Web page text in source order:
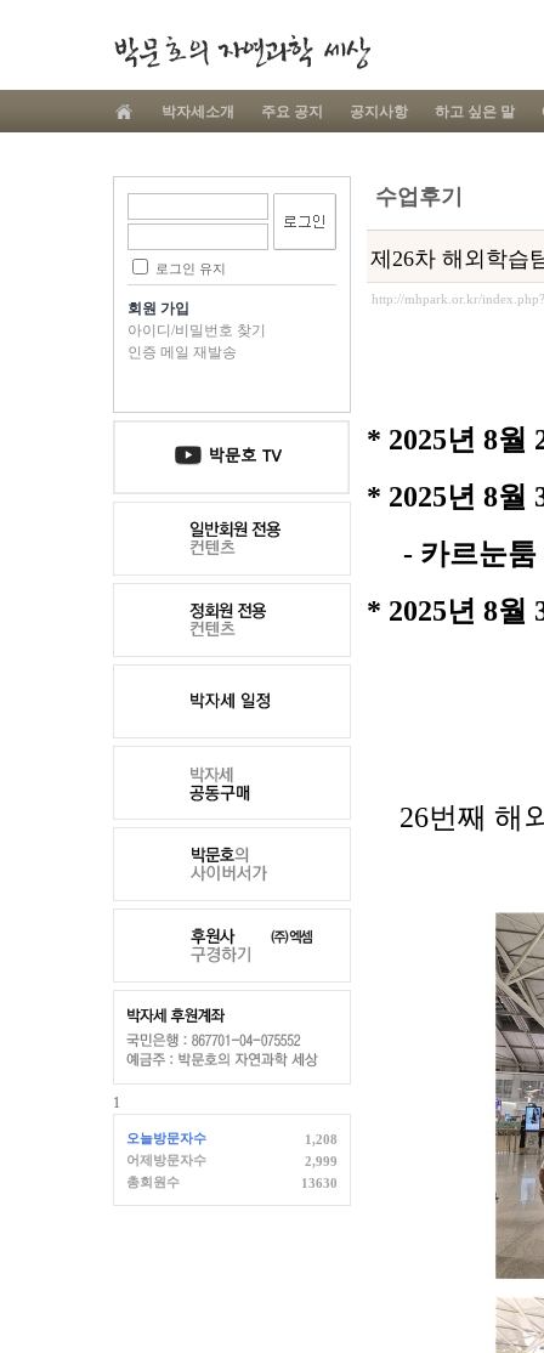
박자세소개 주요 공지 공지사항 하고 싶은 말
로그인 유지
회원 가입
아이디/비밀번호 찾기
인증 메일 재발송
1
오늘방문자수
1,208
어제방문자수
2,999
총회원수
13630
수업후기
제26차 해외학습
http://mhpark.or.kr/
* 2025년 8월
* 2025년 8월
- 카르눈툼
* 2025년 8월
26번째 해